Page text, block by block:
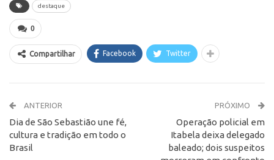
destaque
0
Compartilhar Facebook Twitter
ANTERIOR
Dia de São Sebastião une fé,
cultura e tradição em todo o
Brasil
PRÓXIMO
Operação policial em
Itabela deixa delegado
baleado; dois suspeitos